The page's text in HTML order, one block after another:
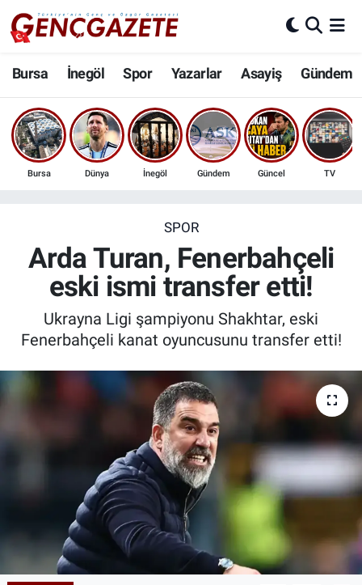
Bursa İnegöl Spor Yazarlar Asayiş Gündem
Bursa Dünya İnegöl Gündem Güncel TV
SPOR
Arda Turan, Fenerbahçeli
eski ismi transfer etti!
Ukrayna Ligi şampiyonu Shakhtar, eski
Fenerbahçeli kanat oyuncusunu transfer etti!
Bursa
İnegöl
3.SAYFA
Ekonomi
Güncel
İnanç
Kadın & Aile
Kültür & Sanat
Siyaset
Teknoloji
Nöbetçi Eczaneler
Hava Durumu
Trafik Durumu
Son Dakika Haberleri
Haber Arşivi